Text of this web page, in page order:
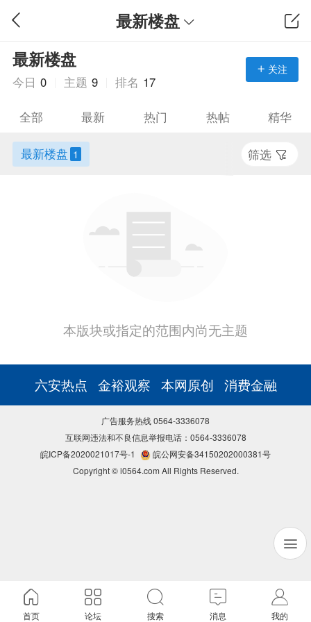
最新楼盘
关注
最新楼盘
今日 0 主题 9 排名 17
全部 最新 热门 热帖 精华
筛选
最新楼盘 1
本版块或指定的范围内尚无主题
首页 论坛 搜索 消息 我的
六安热点 金裕观察 本网原创 消费金融
广告服务热线 0564-3336078
互联网违法和不良信息举报电话：0564-3336078
皖ICP备2020021017号-1
皖公网安备34150202000381号
Copyright © i0564.com All Rights Reserved.